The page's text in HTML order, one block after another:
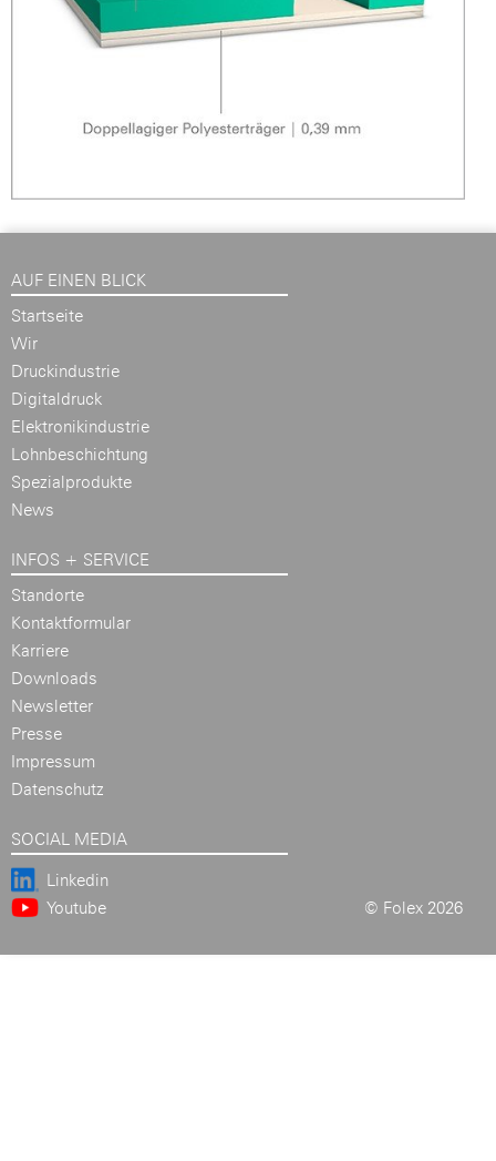
AUF EINEN BLICK
Startseite
Wir
Druckindustrie
Digitaldruck
Elektronikindustrie
Lohnbeschichtung
Spezialprodukte
News
INFOS + SERVICE
Standorte
Kontaktformular
Karriere
Downloads
Newsletter
Presse
Impressum
Datenschutz
SOCIAL MEDIA
Linkedin
Youtube
© Folex 2026